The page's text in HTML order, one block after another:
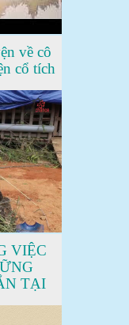
về cô
cổ tích
VIỆC
TẠI